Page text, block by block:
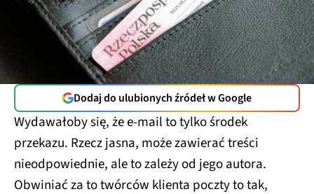
Dodaj do ulubionych źródeł w Google
Wydawałoby się, że e-mail to tylko środek
przekazu. Rzecz jasna, może zawierać treści
nieodpowiednie, ale to zależy od jego autora.
Obwiniać za to twórców klienta poczty to tak,